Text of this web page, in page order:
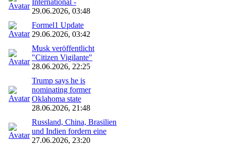
29.06.2026, 03:48
Formel1 Update
29.06.2026, 03:42
Musk veröffentlicht
"Citizen Vigilante"
28.06.2026, 22:25
Trump says he is
nominating former
Oklahoma state
28.06.2026, 21:48
Russland, China, Brasilien
und Indien fordern eine
27.06.2026, 23:20